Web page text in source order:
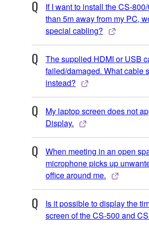
If I want to install the CS-
than 5m away from my PC,
special cabling?
The supplied HDMI or USB
failed/damaged. What cable
instead?
My laptop screen does not
Display.
When meeting in an open
microphone picks up
office around me.
Is it possible to display the
screen of the CS-500 and